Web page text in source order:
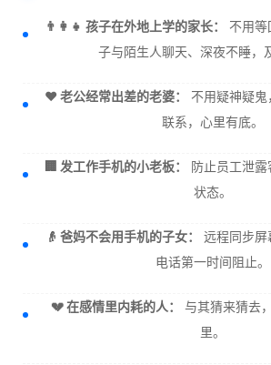
👨‍👩‍👧 孩子在外地上学的家长：
不用
子与陌生人聊天、深夜不睡，
❤️ 老公经常出差的老婆：
不用疑神疑
联系，心里有底。
🏢 发工作手机的小老板：
防止员工泄
状态。
👴 爸妈不会用手机的子女：
远程同步屏
电话第一时间阻止。
💔 在感情里内耗的人：
与其猜来猜去
里。